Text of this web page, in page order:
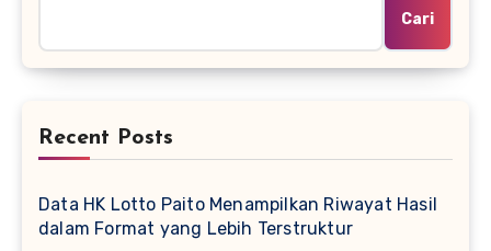
Cari
Recent Posts
Data HK Lotto Paito Menampilkan Riwayat Hasil
dalam Format yang Lebih Terstruktur